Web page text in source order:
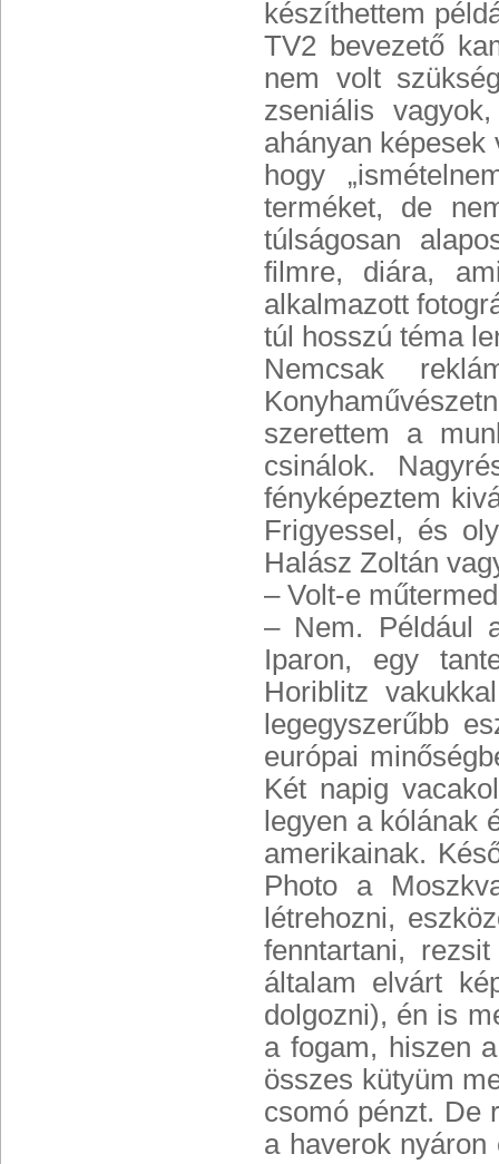
készíthettem
TV2 bevezető
nem volt
zseniális
ahányan
hogy
terméket, de
túlságosan
filmre, diára,
alkalmazott
túl hosszú téma
Nemcsak
szerettem a
csinálok.
fényképeztem
Frigyessel, és
Halász Zoltán
– Volt-e
– Nem. Például
Iparon, egy
Horiblitz
legegyszerűbb
európai
Két napig
legyen a kólának
amerikainak.
Photo a
létrehozni,
fenntartani,
általam elvárt
dolgozni), én is
a fogam, hiszen
összes kütyüm
csomó pénzt. De
a haverok